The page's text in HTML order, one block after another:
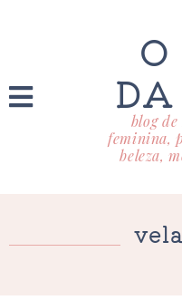
blog de
feminina,
beleza,